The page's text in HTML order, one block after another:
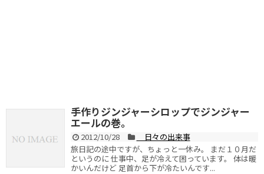
手作りジンジャーシロップでジンジャー
エールの巻。
2012/10/28
日々の出来事
旅日記の途中ですが、ちょっと一休み。 まだ１０月だ
というのに 仕事中、足が冷えて困っています。 体は暖
かいんだけど 足首から下が冷たいんです...